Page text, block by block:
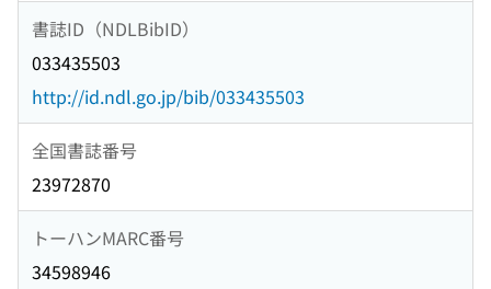
書誌ID（NDLBibID）
033435503
http://id.ndl.go.jp/bib/033435503
全国書誌番号
23972870
トーハンMARC番号
34598946